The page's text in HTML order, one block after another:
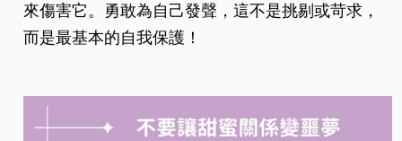
來傷害它。勇敢為自己發聲，這不是挑剔或苛求，
而是最基本的自我保護！